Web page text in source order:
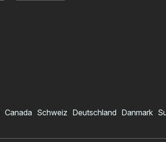
Canada Schweiz Deutschland Danmark